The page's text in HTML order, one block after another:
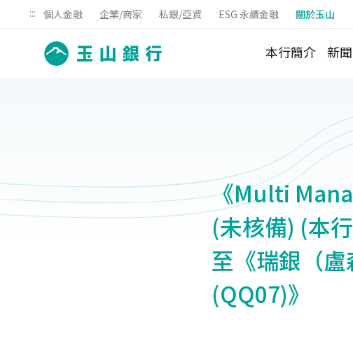
::: 個人金融 企業/商家 私銀/亞資 ESG 永續金融 關於玉山
本行簡介 新
《Multi
(未核備) (本
至《瑞銀（盧
(QQ07)》